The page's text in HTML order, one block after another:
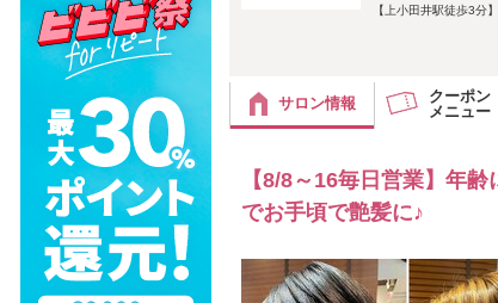
【上小田井駅徒歩3分
サロン情報
クーポン
メニュー
【8/8～16毎日営業】年
でお手頃で艶髪に♪